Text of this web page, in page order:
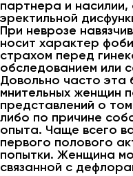
партнера и насилии,
эректильной
При неврозе
носит характер
страхом перед
обследованием или
Довольно часто эта
мнительных женщин
представлений о
либо по причине
опыта. Чаще всего
первого полового
попытки. Женщина
связанной с